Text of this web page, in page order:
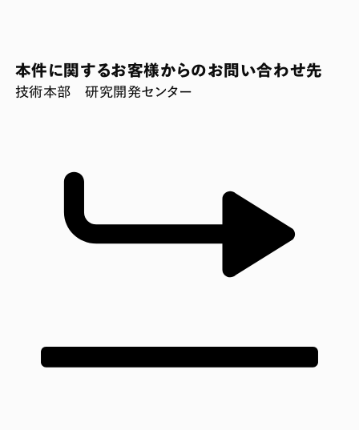
本件に関するお客様からのお問い合わせ先
技術本部 研究開発センター